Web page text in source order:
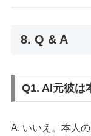
8. Q & A
Q1. AI元彼は
A. いいえ。本人